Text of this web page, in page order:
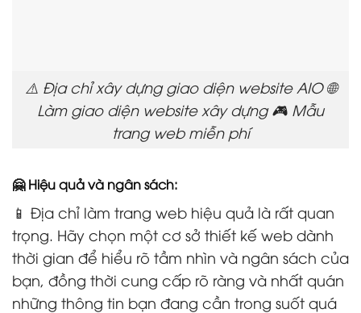
⚠️ Địa chỉ xây dựng giao diện website AIO 🌐
Làm giao diện website xây dựng 🎮 Mẫu
trang web miễn phí
🤗 Hiệu quả và ngân sách:
📱 Địa chỉ làm trang web hiệu quả là rất quan
trọng. Hãy chọn một cơ sở thiết kế web dành
thời gian để hiểu rõ tầm nhìn và ngân sách của
bạn, đồng thời cung cấp rõ ràng và nhất quán
những thông tin bạn đang cần trong suốt quá